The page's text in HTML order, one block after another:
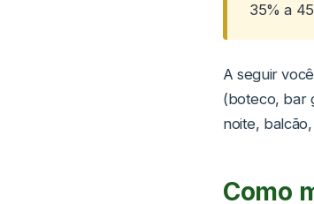
35% a
A seguir
(boteco, bar
noite,
Como